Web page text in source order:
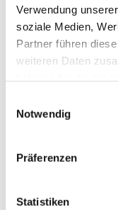
Verwendung
soziale Medien,
Partner führen
weiteren Daten
Notwendig
Präferenzen
Statistiken
Dies